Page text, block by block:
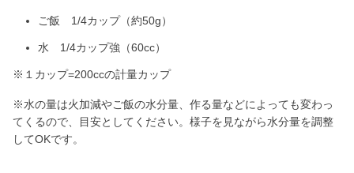
ご飯 1/4カップ（約50g）
水 1/4カップ強（60cc）
※１カップ=200ccの計量カップ
※水の量は火加減やご飯の水分量、作る量などによっても変わっ
てくるので、目安としてください。様子を見ながら水分量を調整
してOKです。